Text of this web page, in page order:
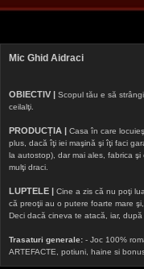
Mic Ghid Aidraci
OBIECTIV | Scopul tău e să
ceilalţi.
PRODUCȚIA | Casa în care
plus, dacă îţi iei maşină şi îţi faci
la autostop), dar mai ales, fabrica
mulţi draci.
LUPTELE | Cine a zis că nu poţi
că preoţii au o putere foarte mare
Deci dacă cineva te atacă, iar,
Trasaturi generale: - Joc 100%
ARTEFACTE, potiuni, haine si